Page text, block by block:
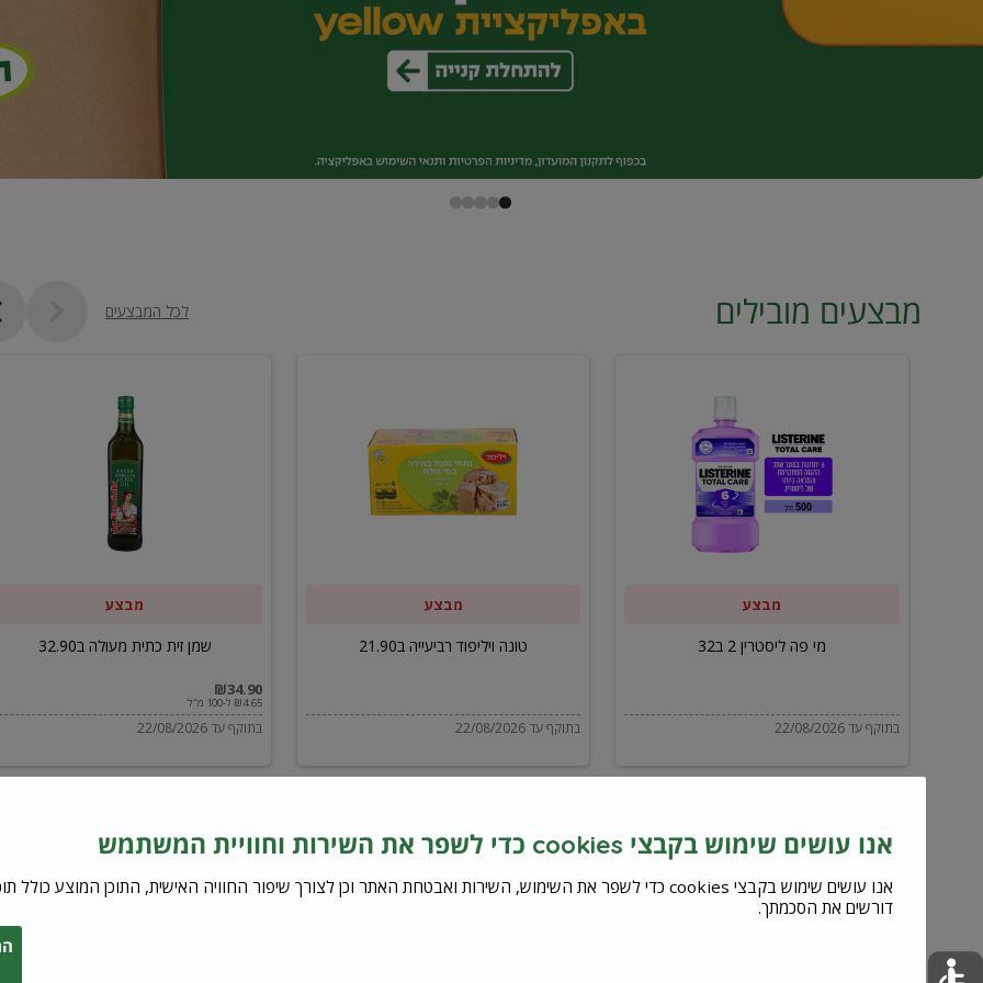
מבצעים מובילים לכל המבצעים
ליסטרין
מבצע
מי פה ליסטרין 2 ב32
בתוקף עד 22/08/2026
ויליפוד
רביעייה
מבצע
טונה ויליפוד רביעייה ב21.90
בתוקף עד 22/08/2026
מבצע
שמן זית כתית מעולה ב32.90
₪34.90
₪4.65 ל-100 מ"ל
בתוקף עד 22/08/2026
אנו עושים שימוש בקבצי cookies כדי לשפר את השירות וחוויית המשתמש
דורשים את הסכמתך.